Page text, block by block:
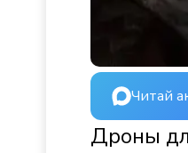
Читай
Дроны